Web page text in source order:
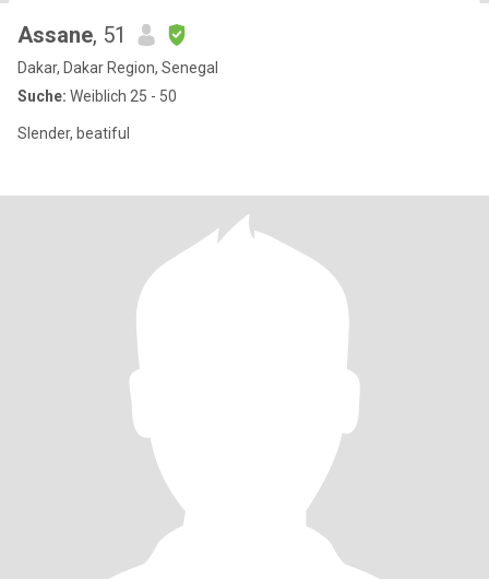
Assane, 51
Dakar, Dakar Region, Senegal
Suche: Weiblich 25 - 50
Slender, beatiful